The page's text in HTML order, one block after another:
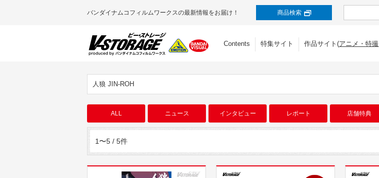
バンダイナムコフィルムワークスの最新情報をお届け！ 商品検索
Contents 特集サイト 作品サイト(アニメ・特撮
人狼 JIN-ROH
ALL ニュース インタビュー レポート 店舗特典
1〜5 / 5件